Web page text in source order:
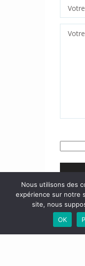
Nous utilisons des
expérience sur notre
site, nous
OK